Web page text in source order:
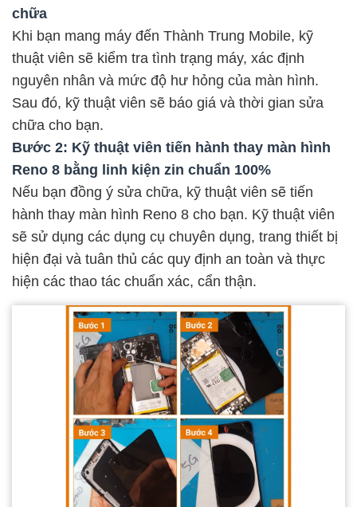
chữa
Khi bạn mang máy đến Thành Trung Mobile, kỹ
thuật viên sẽ kiểm tra tình trạng máy, xác định
nguyên nhân và mức độ hư hỏng của màn hình.
Sau đó, kỹ thuật viên sẽ báo giá và thời gian sửa
chữa cho bạn.
Bước 2: Kỹ thuật viên tiến hành thay màn hình
Reno 8 bằng linh kiện zin chuẩn 100%
Nếu bạn đồng ý sửa chữa, kỹ thuật viên sẽ tiến
hành thay màn hình Reno 8 cho bạn. Kỹ thuật viên
sẽ sử dụng các dụng cụ chuyên dụng, trang thiết bị
hiện đại và tuân thủ các quy định an toàn và thực
hiện các thao tác chuẩn xác, cẩn thận.